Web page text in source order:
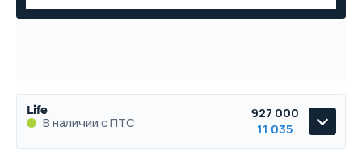
Life
В наличии с ПТС
927 000
11 035